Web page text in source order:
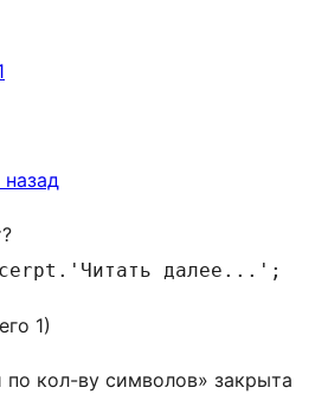
далее...';
1)
кол-ву символов» закрыта